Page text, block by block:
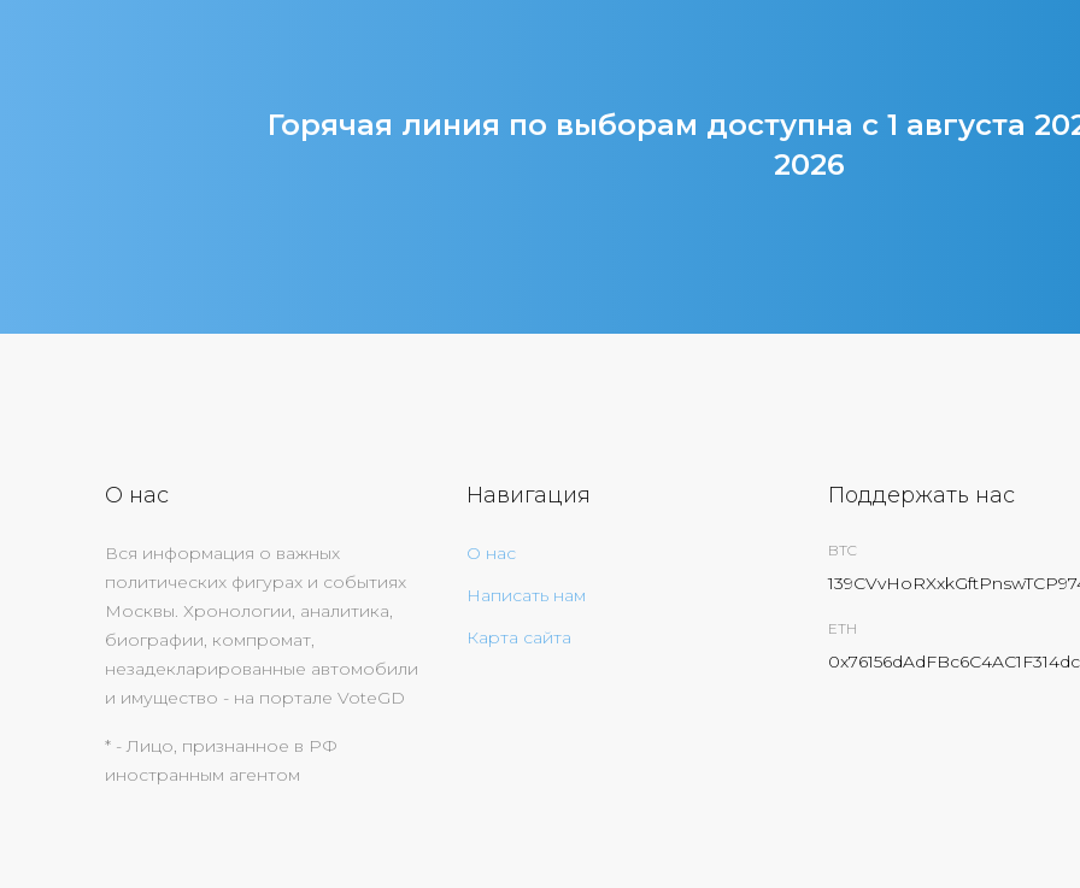
Горячая линия по выборам доступна с 1 августа
2026
О нас
Вся информация о важных
политических фигурах и событиях
Москвы. Хронологии, аналитика,
биографии, компромат,
незадекларированные автомобили
и имущество - на портале VoteGD
* - Лицо, признанное в РФ
иностранным агентом
Навигация
О нас
Написать нам
Карта сайта
Поддержать нас
BTC
ETH